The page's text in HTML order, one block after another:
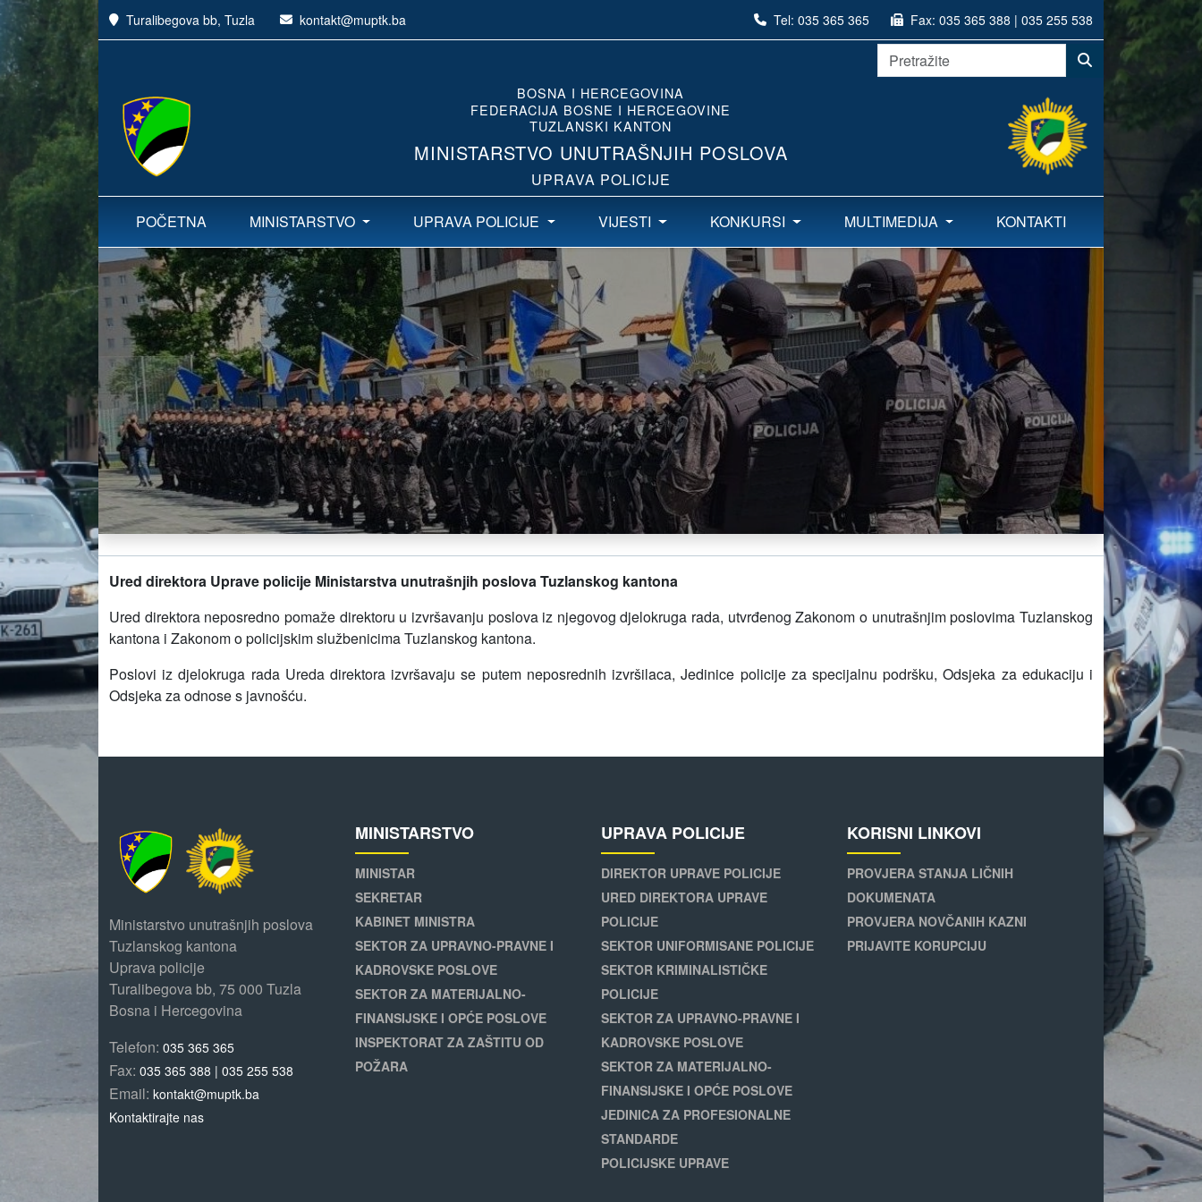
Turalibegova bb, Tuzla kontakt@muptk.ba Tel: 035 365 365 Fax: 035 365 388 | 035 255 538
BOSNA I HERCEGOVINA
FEDERACIJA BOSNE I HERCEGOVINE
TUZLANSKI KANTON
MINISTARSTVO UNUTRAŠNJIH POSLOVA
UPRAVA POLICIJE
POČETNA MINISTARSTVO UPRAVA POLICIJE VIJESTI KONKURSI MULTIMEDIJA KONTAKTI
Ured direktora Uprave policije Ministarstva unutrašnjih poslova Tuzlanskog kantona
Ured direktora neposredno pomaže direktoru u izvršavanju poslova iz njegovog djelokruga rada, utvrđenog Zakonom o unutrašnjim poslovima Tuzlanskog
kantona i Zakonom o policijskim službenicima Tuzlanskog kantona.
Poslovi iz djelokruga rada Ureda direktora izvršavaju se putem neposrednih izvršilaca, Jedinice policije za specijalnu podršku, Odsjeka za edukaciju i
Odsjeka za odnose s javnošću.
Ministarstvo unutrašnjih poslova
Tuzlanskog kantona
Uprava policije
Turalibegova bb, 75 000 Tuzla
Bosna i Hercegovina
Telefon: 035 365 365
Fax: 035 365 388 | 035 255 538
Email: kontakt@muptk.ba
Kontaktirajte nas
MINISTARSTVO
MINISTAR
SEKRETAR
KABINET MINISTRA
SEKTOR ZA UPRAVNO-PRAVNE I
KADROVSKE POSLOVE
SEKTOR ZA MATERIJALNO-
FINANSIJSKE I OPĆE POSLOVE
INSPEKTORAT ZA ZAŠTITU OD
POŽARA
UPRAVA POLICIJE
DIREKTOR UPRAVE POLICIJE
URED DIREKTORA UPRAVE
POLICIJE
SEKTOR UNIFORMISANE POLICIJE
SEKTOR KRIMINALISTIČKE
POLICIJE
SEKTOR ZA UPRAVNO-PRAVNE I
KADROVSKE POSLOVE
SEKTOR ZA MATERIJALNO-
FINANSIJSKE I OPĆE POSLOVE
JEDINICA ZA PROFESIONALNE
STANDARDE
POLICIJSKE UPRAVE
KORISNI LINKOVI
PROVJERA STANJA LIČNIH
DOKUMENATA
PROVJERA NOVČANIH KAZNI
PRIJAVITE KORUPCIJU